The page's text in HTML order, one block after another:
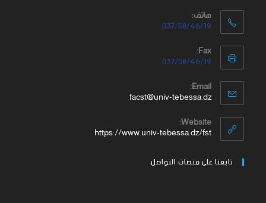
هاتف:
037/58/46/19
Fax:
037/58/46/19
Email:
facst@univ-tebessa.dz
Website:
https://www.univ-tebessa.dz/fst
تابعنا على منصات التواصل